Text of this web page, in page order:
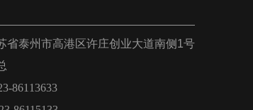
省泰州市高港区许庄创业大道南侧1号
86113633